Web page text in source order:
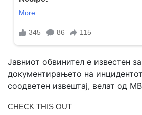
Јавниот обвинител е известен
документирањето на
соодветен извештај, велат од